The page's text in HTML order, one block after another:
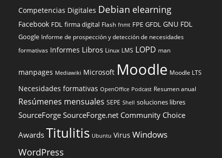
Competencias Digitales Debian elearning
Facebook FDL firma digital Flash fnmt FPE GFDL GNU FDL
Google Informe de prospección y detección de necesidades
formativas Informes Libros Linux LMS LOPD man
manpages Mediawiki Microsoft Moodle Moodle LTS
Necesidades formativas OpenOffice Podcast Resumen anual
Resúmenes mensuales SEPE Shell soluciones libres
SourceForge SourceForge.net Community Choice
Awards Titulitis Ubuntu Virus Windows
WordPress